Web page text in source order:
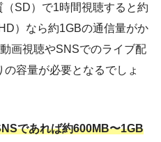
SD）で1時間視聴すると約
）なら約1GBの通信量がか
画視聴やSNSでのライブ配
容量が必要となるでしょ
であれば約600MB〜1GB